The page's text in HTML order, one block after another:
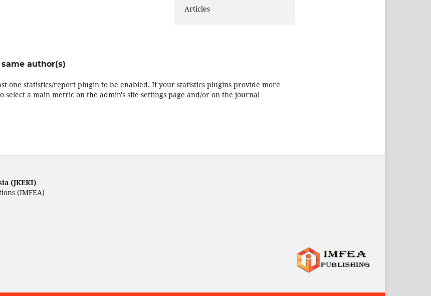
Articles
author(s)
one statistics/report plugin to be enabled. If your statistics plugins provide more
select a main metric on the admin's site settings page and/or on the journal
(JKEKI)
(IMFEA)